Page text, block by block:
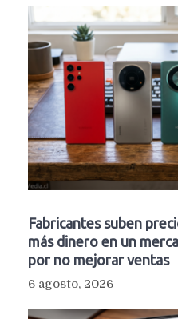
Fabricantes suben
más dinero en un
por no mejorar ventas
6 agosto, 2026